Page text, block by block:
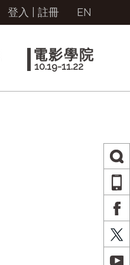
登入 註冊 EN
電影學院
10.19-11.22
X